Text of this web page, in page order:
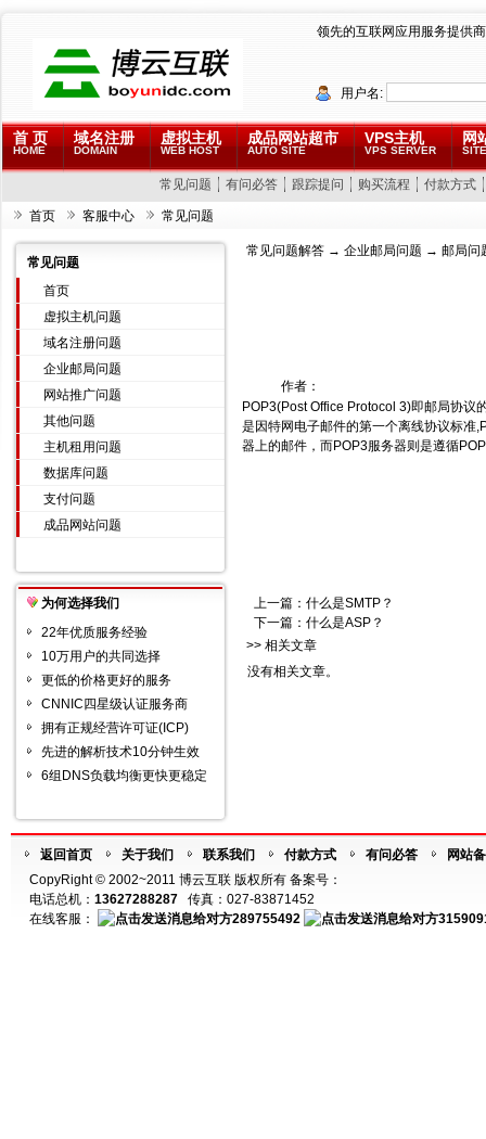
领先的互联网应用服务提供商
用户名:
首 页
HOME
域名注册
DOMAIN
虚拟主机
WEB HOST
成品网站超市
AUTO SITE
VPS主机
VPS SERVER
网
常见问题 有问必答 跟踪提问 购买流程 付款方式
首页 客服中心 常见问题
常见问题
首页
虚拟主机问题
域名注册问题
企业邮局问题
网站推广问题
其他问题
主机租用问题
数据库问题
支付问题
成品网站问题
为何选择我们
22年优质服务经验
10万用户的共同选择
更低的价格更好的服务
CNNIC四星级认证服务商
拥有正规经营许可证(ICP)
先进的解析技术10分钟生效
6组DNS负载均衡更快更稳定
常见问题解答 → 企业邮局问题 → 邮局问
作者：
POP3(Post Office Protocol 3)即邮局协议
是因特网电子邮件的第一个离线协议标准
器上的邮件，而POP3服务器则是遵循
上一篇： 什么是SMTP？
下一篇： 什么是ASP？
>> 相关文章
没有相关文章。
返回首页 关于我们 联系我们 付款方式 有问必答
网站
CopyRight © 2002~2011 博云互联 版权所有 备案号：
电话总机： 13627288287 传真：027-83871452
在线客服：
289755492